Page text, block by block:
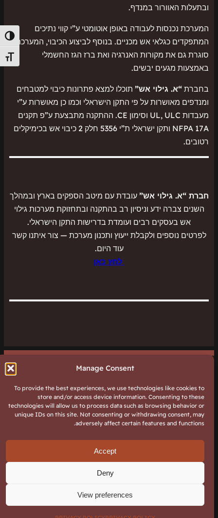
Manage Consent
To provide the best experiences, we use technologies like cookies to
store and/or access device information. Consenting to these
technologies will allow us to process data such as browsing behavior or
unique IDs on this site. Not consenting or withdrawing consent, may
adversely affect certain features and functions.
Accept
Deny
View preferences
הפעל/
מתג
ובתעלות האוורור במנדף.
המערכת נכנסות לעבודה באופן אוטומטי ע”י קווי נתיכים
המתפקדים כגלאי אש מכניים. בנוסף לביצוע הכיבוי, המערכת
סוגרת גם את מקורות האנרגיה ואת ברז הגז החשמלי
באמצעות מגעים יבשים.
בחברת “א. גילוי אש”תוכלו למצא פתרונות כיבוי למטבחים
ומנדפים מאושרות על פי התקן הישראלי וכמו כן מאושרות ע”י
מעבדות UL, ULC וסימון CE. ההתקנה מתבצעת ע”פ תקנים
NFPA 17A ותקן ישראלי ת”י 5356 חלק 2 כיבוי אש בכימיקלים
רטובים.
חברת “א. גילוי אש” עובדת עם מיטב הספקים בארץ ובמהלך
השנים צברה ידע וניסיון רב בהתקנה ובתחזוקת מערכות גילוי
אש בעסקים רבים ועומדת בדרישות התקן הישראלי.
לפרטים נוספים ולקבלת ייעוץ ותכנון מערכת — צור איתנו קשר
עוד היום.
לחץ כאן
כל הפרטים המתבקשים באתר נשלחים ישירות לחברה ואין
בהם אף שימוש מחוצה לה. ה"Cookies" באתר משומשים
אך ורק לשימושיות האתר ולא להעברת פרטים על
המשתמש. אף אחד מהפרטים לא מועבר למקומות מעבר
לאתר.
א.גילוי אש
Privacy policy|Terms and
Conditions
TikTok